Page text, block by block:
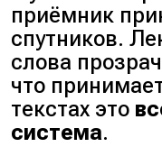
приёмник
спутников.
слова
что
текстах это
система.